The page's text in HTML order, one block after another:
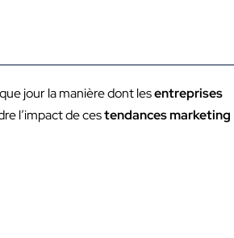
jour la manière dont lesentreprises
l’impact de cestendances marketing